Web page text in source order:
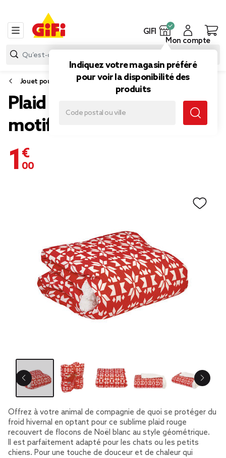
GIFI
Indiquez votre magasin préféré
pour voir la disponibilité des
produits
Mon compte
Jouet pour chat
Plaid pour chien et chat
motif flocons de Noël
1,00 €
Offrez à votre animal de compagnie de quoi se protéger du
froid hivernal en optant pour ce sublime plaid rouge
recouvert de flocons de Noël blanc au style géométrique.
Il est parfaitement adapté pour les chats ou les petits
chiens. Pour une touche de douceur et de chaleur qui